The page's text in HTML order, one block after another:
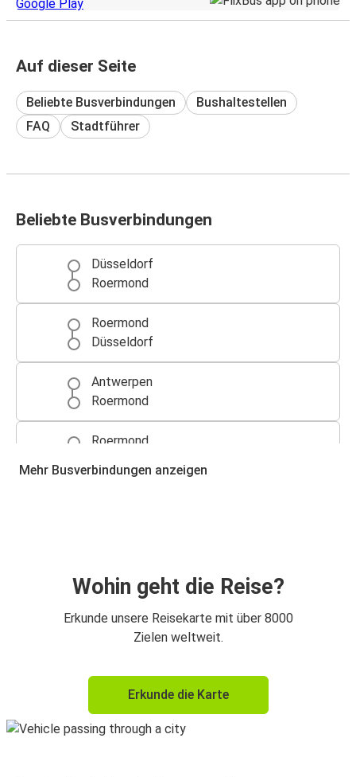
Auf dieser Seite
Beliebte Busverbindungen
Bushaltestellen
FAQ
Stadtführer
Beliebte Busverbindungen
Düsseldorf
Roermond
Roermond
Düsseldorf
Antwerpen
Roermond
Roermond
Roermond
Roermond
Roermond
Eindhoven
Essen
Mehr Busverbindungen anzeigen
Wohin geht die Reise?
Erkunde unsere Reisekarte mit über 8000
Zielen weltweit.
Erkunde die Karte